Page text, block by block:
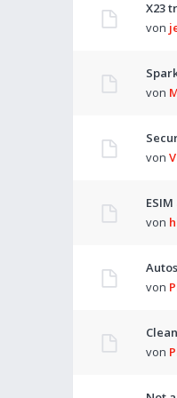
X23
von
von
von
von
von
von